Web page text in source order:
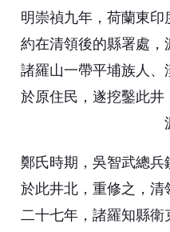
明崇禎九年，荷蘭東印
約在清領後的縣署處
諸羅山一帶平埔族人
於原住民，遂挖鑿此
鄭氏時期，吳智武總
於此井北，重修之，
二十七年，諸羅知縣